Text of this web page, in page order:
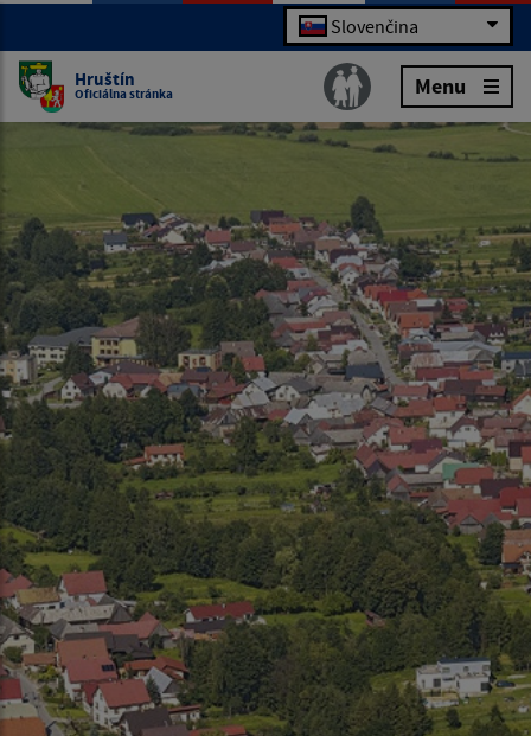
Slovenčina
Hruštín
Oficiálna stránka Menu